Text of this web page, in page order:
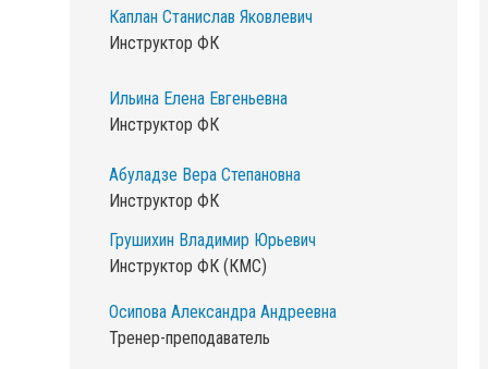
Каплан Станислав Яковлевич
Инструктор ФК
Ильина Елена Евгеньевна
Инструктор ФК
Абуладзе Вера Степановна
Инструктор ФК
Грушихин Владимир Юрьевич
Инструктор ФК (КМС)
Осипова Александра Андреевна
Тренер-преподаватель